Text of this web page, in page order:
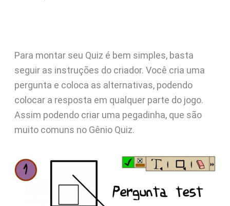
Para montar seu Quiz é bem simples, basta
seguir as instruções do criador. Você cria uma
pergunta e coloca as alternativas, podendo
colocar a resposta em qualquer parte do jogo.
Assim podendo criar uma pegadinha, que são
muito comuns no Gênio Quiz.